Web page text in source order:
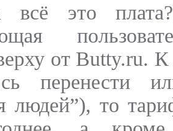
всё это
от Butty.ru.
перенести
людей”), то